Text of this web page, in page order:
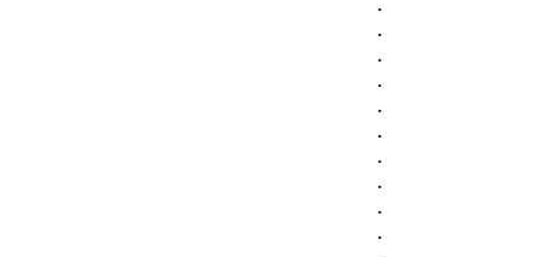
.
.
.
.
.
.
.
.
.